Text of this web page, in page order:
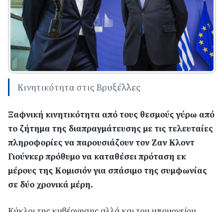
Κινητικότητα στις Βρυξέλλες
Ξαφνική κινητικότητα από τους θεσμούς γύρω από
το ζήτημα της διαπραγμάτευσης με τις τελευταίες
πληροφορίες να παρουσιάζουν τον Ζαν Κλοντ
Γιούνκερ πρόθυμο να καταθέσει πρόταση εκ
μέρους της Κομισιόν για σπάσιμο της συμφωνίας
σε δύο χρονικά μέρη.